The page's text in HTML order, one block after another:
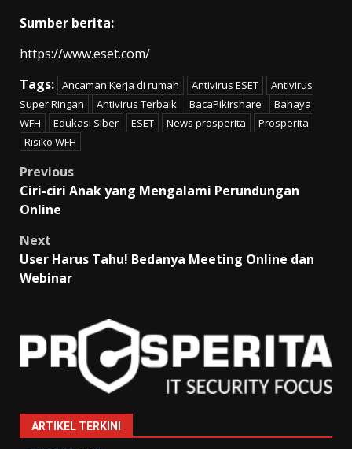
Sumber berita:
https://www.eset.com/
Tags: Ancaman Kerja di rumah Antivirus ESET
Antivirus
Super Ringan
Antivirus Terbaik BacaPikirshare
Bahaya
WFH
Edukasi Siber ESET News prosperita
Prosperita
Risiko WFH
Post
navigation
Previous
Ciri-ciri Anak yang Mengalami Perundungan
Online
Next
User Harus Tahu! Bedanya Meeting Online dan
Webinar
ARTIKEL TERKINI